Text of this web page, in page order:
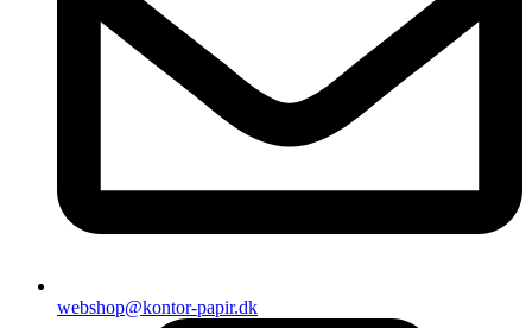
webshop@kontor-papir.dk